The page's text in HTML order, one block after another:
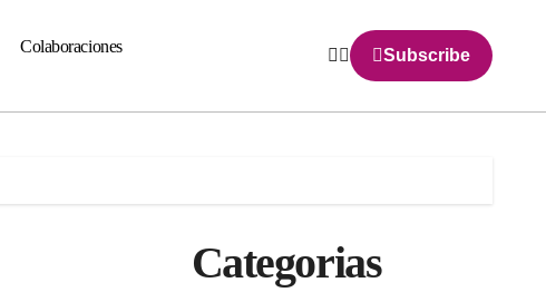
Colaboraciones Subscribe
Categorias